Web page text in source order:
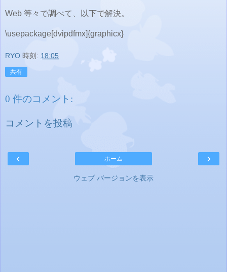
Web 等々で調べて、以下で解決。
\usepackage[dvipdfmx]{graphicx}
RYO 時刻: 18:05
共有
0 件のコメント:
コメントを投稿
‹ ›
ホーム
ウェブ バージョンを表示